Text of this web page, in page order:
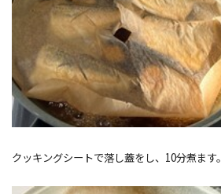
クッキングシートで落し蓋をし、10分煮ます。